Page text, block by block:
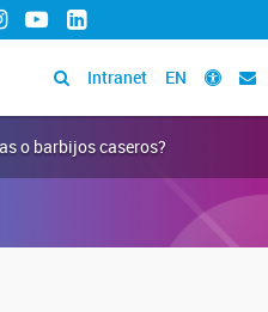
YouTubeLinkedIn
Intranet EN
o barbijos caseros?